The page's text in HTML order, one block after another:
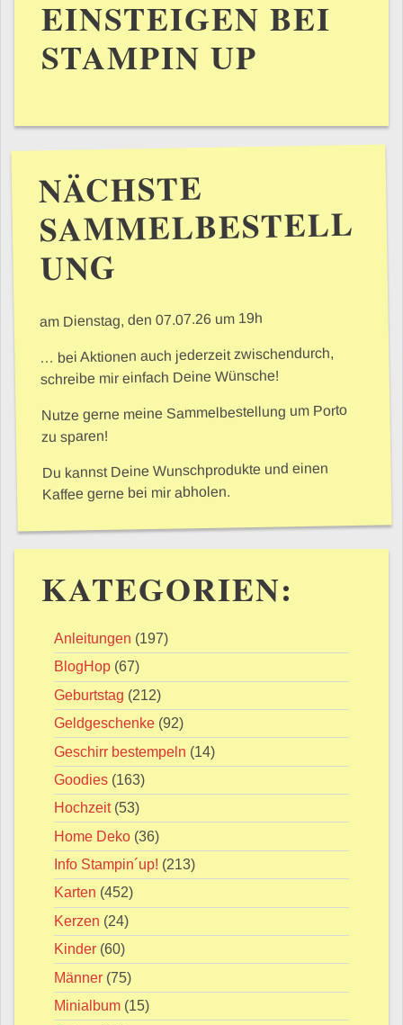
EINSTEIGEN BEI
STAMPIN UP
NÄCHSTE
SAMMELBESTELL
UNG
am Dienstag, den 07.07.26 um 19h
… bei Aktionen auch jederzeit zwischendurch,
schreibe mir einfach Deine Wünsche!
Nutze gerne meine Sammelbestellung um Porto
zu sparen!
Du kannst Deine Wunschprodukte und einen
Kaffee gerne bei mir abholen.
KATEGORIEN:
Anleitungen (197)
BlogHop (67)
Geburtstag (212)
Geldgeschenke (92)
Geschirr bestempeln (14)
Goodies (163)
Hochzeit(53)
Home Deko (36)
Info Stampin´up! (213)
Karten (452)
Kerzen (24)
Kinder (60)
Männer (75)
Minialbum (15)